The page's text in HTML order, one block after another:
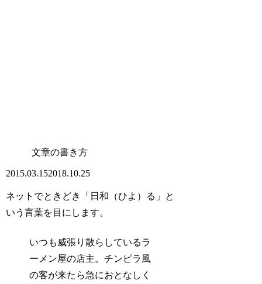
文章の書き方
2015.03.152018.10.25
ネットでときどき「日和（ひよ）る」と
いう言葉を目にします。
いつも威張り散らしているラ
ーメン屋の店主。チンピラ風
の客が来たら急におとなしく